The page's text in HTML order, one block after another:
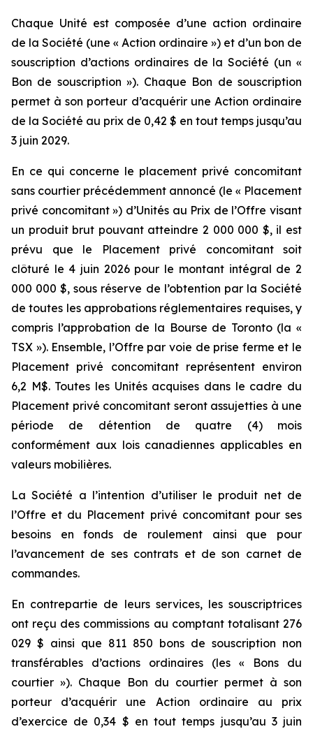
Chaque Unité est composée d’une action ordinaire
de la Société (une « Action ordinaire ») et d’un bon de
souscription d’actions ordinaires de la Société (un «
Bon de souscription »). Chaque Bon de souscription
permet à son porteur d’acquérir une Action ordinaire
de la Société au prix de 0,42 $ en tout temps jusqu’au
3 juin 2029.
En ce qui concerne le placement privé concomitant
sans courtier précédemment annoncé (le « Placement
privé concomitant ») d’Unités au Prix de l’Offre visant
un produit brut pouvant atteindre 2 000 000 $, il est
prévu que le Placement privé concomitant soit
clôturé le 4 juin 2026 pour le montant intégral de 2
000 000 $, sous réserve de l’obtention par la Société
de toutes les approbations réglementaires requises, y
compris l’approbation de la Bourse de Toronto (la «
TSX »). Ensemble, l’Offre par voie de prise ferme et le
Placement privé concomitant représentent environ
6,2 M$. Toutes les Unités acquises dans le cadre du
Placement privé concomitant seront assujetties à une
période de détention de quatre (4) mois
conformément aux lois canadiennes applicables en
valeurs mobilières.
La Société a l’intention d’utiliser le produit net de
l’Offre et du Placement privé concomitant pour ses
besoins en fonds de roulement ainsi que pour
l’avancement de ses contrats et de son carnet de
commandes.
En contrepartie de leurs services, les souscriptrices
ont reçu des commissions au comptant totalisant 276
029 $ ainsi que 811 850 bons de souscription non
transférables d’actions ordinaires (les « Bons du
courtier »). Chaque Bon du courtier permet à son
porteur d’acquérir une Action ordinaire au prix
d’exercice de 0,34 $ en tout temps jusqu’au 3 juin